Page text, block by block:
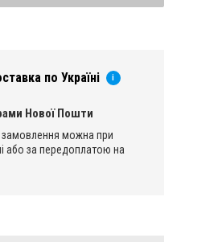
по Україні i
Нової Пошти
замовлення можна при
або за передоплатою на